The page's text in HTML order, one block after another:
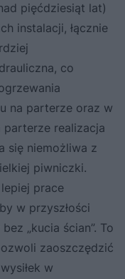
pięćdziesiąt lat)
instalacji, łącznie
co
na parterze oraz w
parterze realizacja
się niemożliwa z
piwniczki.
prace
w przyszłości
„kucia ścian”. To
zaoszczędzić
w